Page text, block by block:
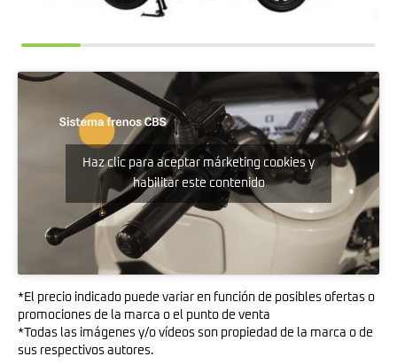
Haz clic para aceptar márketing cookies y
habilitar este contenido
*El precio indicado puede variar en función de posibles ofertas o
promociones de la marca o el punto de venta
*Todas las imágenes y/o vídeos son propiedad de la marca o de
sus respectivos autores.